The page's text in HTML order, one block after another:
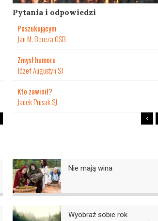
Pytania i odpowiedzi
Poszukującym
Jan M. Bereza OSB
Zmysł humoru
Józef Augustyn SJ
Kto zawinił?
Jacek Prusak SJ
Nie mają wina
Wyobraź sobie rok